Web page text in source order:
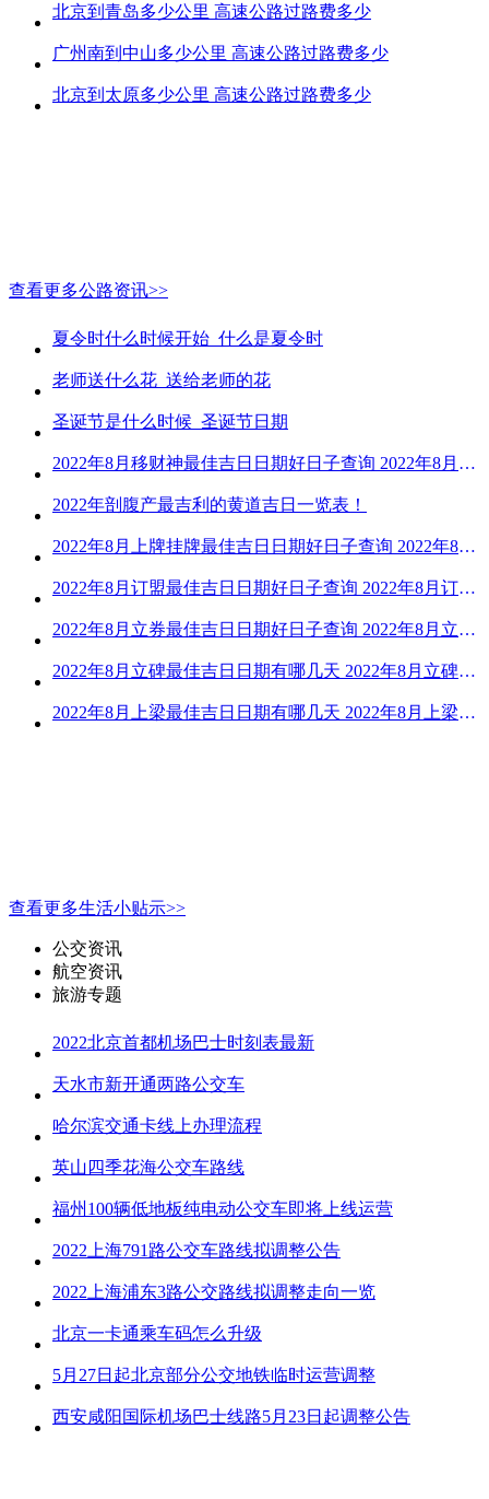
北京到青岛多少公里 高速公路过路费多少
广州南到中山多少公里 高速公路过路费多少
北京到太原多少公里 高速公路过路费多少
查看更多公路资讯>>
夏令时什么时候开始_什么是夏令时
老师送什么花_送给老师的花
圣诞节是什么时候_圣诞节日期
2022年8月移财神最佳吉日日期好日子查询 2022年8月移财神吉日一览
2022年剖腹产最吉利的黄道吉日一览表！
2022年8月上牌挂牌最佳吉日日期好日子查询 2022年8月上牌吉日精选
2022年8月订盟最佳吉日日期好日子查询 2022年8月订盟黄道吉日一览
2022年8月立券最佳吉日日期好日子查询 2022年8月立券的黄道吉日一览
2022年8月立碑最佳吉日日期有哪几天 2022年8月立碑吉日查询
2022年8月上梁最佳吉日日期有哪几天 2022年8月上梁的黄道吉日
查看更多生活小贴示>>
公交资讯
航空资讯
旅游专题
2022北京首都机场巴士时刻表最新
天水市新开通两路公交车
哈尔滨交通卡线上办理流程
英山四季花海公交车路线
福州100辆低地板纯电动公交车即将上线运营
2022上海791路公交车路线拟调整公告
2022上海浦东3路公交路线拟调整走向一览
北京一卡通乘车码怎么升级
5月27日起北京部分公交地铁临时运营调整
西安咸阳国际机场巴士线路5月23日起调整公告